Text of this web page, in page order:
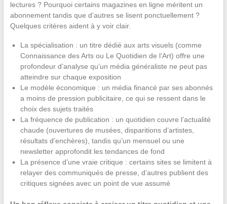
lectures ? Pourquoi certains magazines en ligne méritent un
abonnement tandis que d’autres se lisent ponctuellement ?
Quelques critères aident à y voir clair.
La spécialisation : un titre dédié aux arts visuels (comme
Connaissance des Arts ou Le Quotidien de l’Art) offre une
profondeur d’analyse qu’un média généraliste ne peut pas
atteindre sur chaque exposition
Le modèle économique : un média financé par ses abonnés
a moins de pression publicitaire, ce qui se ressent dans le
choix des sujets traités
La fréquence de publication : un quotidien couvre l’actualité
chaude (ouvertures de musées, disparitions d’artistes,
résultats d’enchères), tandis qu’un mensuel ou une
newsletter approfondit les tendances de fond
La présence d’une vraie critique : certains sites se limitent à
relayer des communiqués de presse, d’autres publient des
critiques signées avec un point de vue assumé